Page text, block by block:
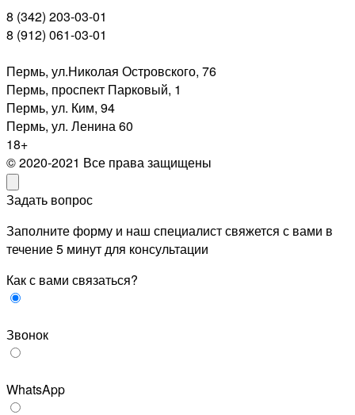
8 (342) 203-03-01
8 (912) 061-03-01
Пермь, ул.Николая Островского, 76
Пермь, проспект Парковый, 1
Пермь, ул. Ким, 94
Пермь, ул. Ленина 60
18+
© 2020-2021 Все права защищены
Задать вопрос
Заполните форму и наш специалист свяжется с вами в
течение 5 минут для консультации
Как с вами связаться?
Звонок
WhatsApp